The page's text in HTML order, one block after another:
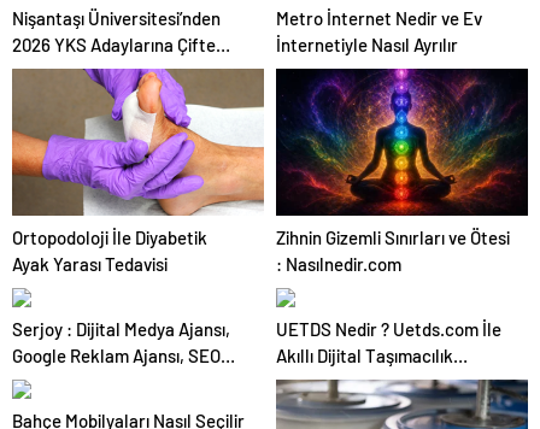
Nişantaşı Üniversitesi’nden
2026 YKS Adaylarına Çifte
Güvence: Sabit Ücret ve
Kesintisiz Burs
Metro İnternet Nedir ve Ev
İnternetiyle Nasıl Ayrılır
Ortopodoloji İle Diyabetik
Ayak Yarası Tedavisi
Zihnin Gizemli Sınırları ve Ötesi
: Nasılnedir.com
Serjoy : Dijital Medya Ajansı,
Google Reklam Ajansı, SEO
Ajansı ve Web Tasarım Ajansı
UETDS Nedir ? Uetds.com İle
Akıllı Dijital Taşımacılık
Yazılımı
Bahçe Mobilyaları Nasıl Seçilir